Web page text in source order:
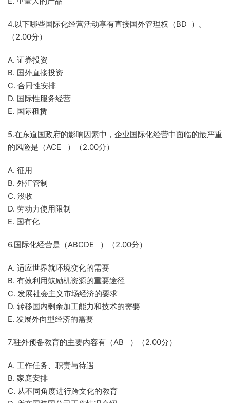
4.以下哪些国际化经营活动享有直接国外管理权（BD ）。
（2.00分）
A. 证券投资
B. 国外直接投资
C. 合同性安排
D. 国际性服务经营
E. 国际租赁
5.在东道国政府的影响因素中，企业国际化经营中面临的最严重
的风险是（ACE ）（2.00分）
A. 征用
B. 外汇管制
C. 没收
D. 劳动力使用限制
E. 国有化
6.国际化经营是（ABCDE ）（2.00分）
A. 适应世界就环境变化的需要
B. 有效利用鼓励机资源的重要途径
C. 发展社会主义市场经济的要求
D. 转移国内剩余加工能力和技术的需要
E. 发展外向型经济的需要
7.驻外预备教育的主要内容有（AB ）（2.00分）
A. 工作任务、职责与待遇
B. 家庭安排
C. 从不同角度进行跨文化的教育